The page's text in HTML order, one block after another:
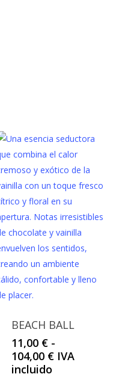
BEACH BALL
11,00 € -
104,00 €Rango
IVA
incluido